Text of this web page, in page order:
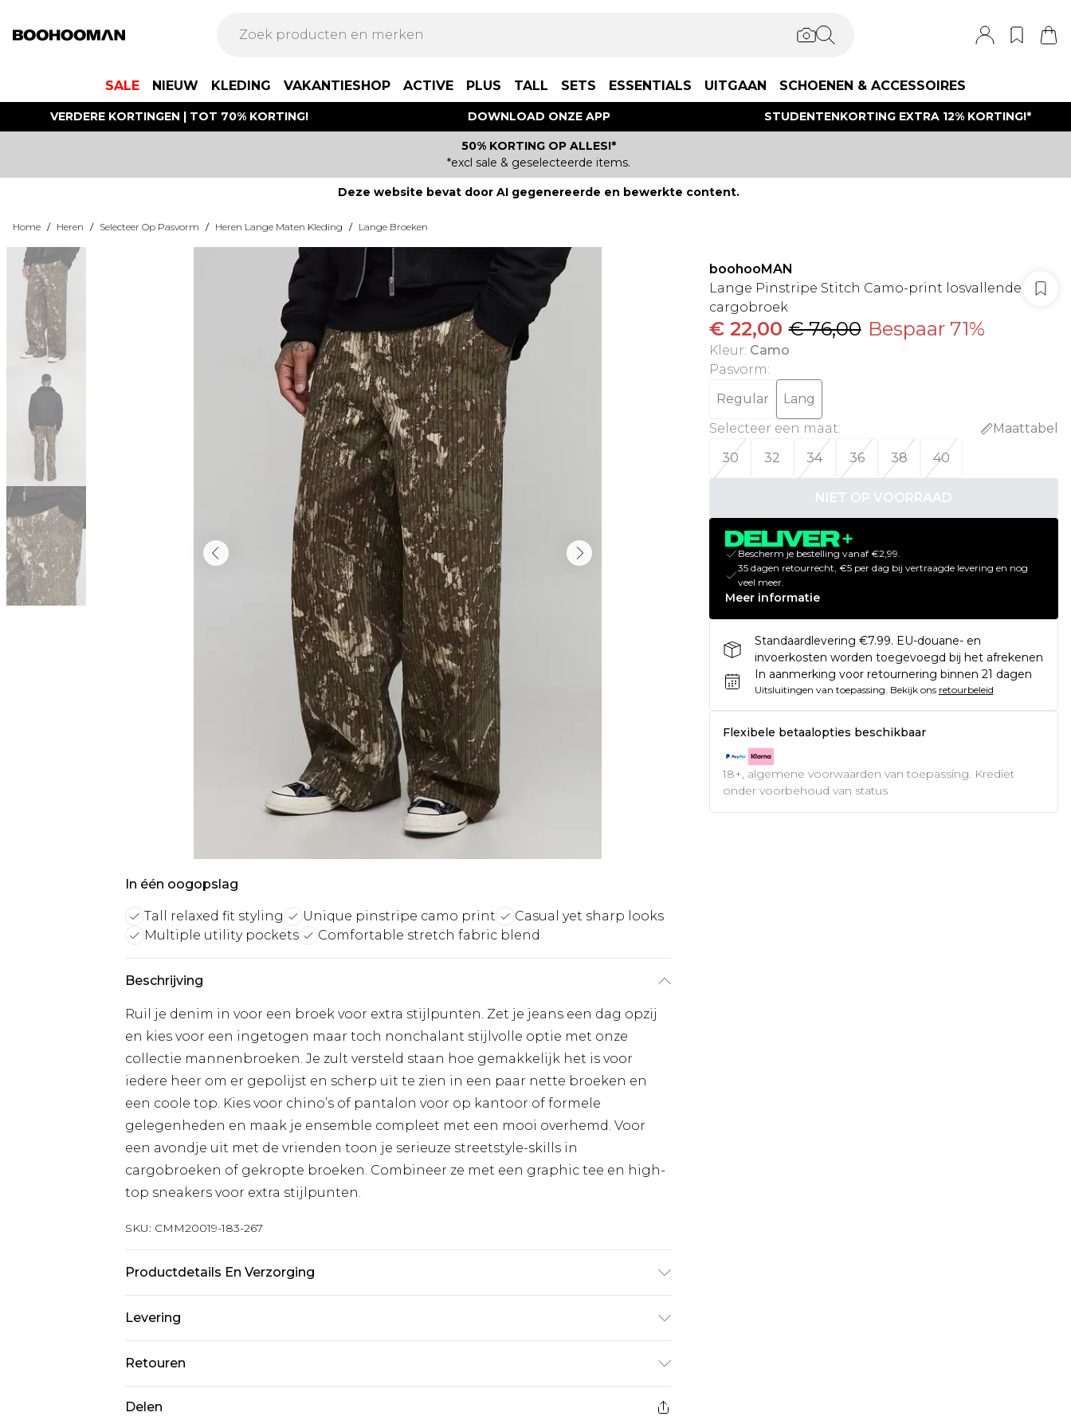
SALE NIEUW KLEDING VAKANTIESHOP ACTIVE PLUS TALL SETS ESSENTIALS UITGAAN SCHOENEN & ACCESSOIRES
VERDERE KORTINGEN | TOT 70% KORTING! DOWNLOAD ONZE APP STUDENTENKORTING EXTRA 12% KORTING!*
50% KORTING OP ALLES!*
*excl sale & geselecteerde items.
Deze website bevat door AI gegenereerde en bewerkte content.
Home / Heren / Selecteer Op Pasvorm / Heren Lange Maten Kleding / Lange Broeken
In één oogopslag
Tall relaxed fit styling Unique pinstripe camo print
Casual yet sharp looks
Multiple utility pockets
Comfortable stretch fabric blend
Beschrijving
Ruil je denim in voor een broek voor extra stijlpunten. Zet je jeans een dag opzij
en kies voor een ingetogen maar toch nonchalant stijlvolle optie met onze
collectie mannenbroeken. Je zult versteld staan hoe gemakkelijk het is voor
iedere heer om er gepolijst en scherp uit te zien in een paar nette broeken en
een coole top. Kies voor chino’s of pantalon voor op kantoor of formele
gelegenheden en maak je ensemble compleet met een mooi overhemd. Voor
een avondje uit met de vrienden toon je serieuze streetstyle-skills in
cargobroeken of gekropte broeken. Combineer ze met een graphic tee en high-
top sneakers voor extra stijlpunten.
SKU: CMM20019-183-267
Productdetails En Verzorging
Levering
Standaardlevering Nederland
€7.99
Expressdienst Nederland
€17.99
Retouren
Delen
boohooMAN
Lange Pinstripe Stitch Camo-print losvallende
cargobroek
€ 22,00 € 76,00 Bespaar 71%
Kleur: Camo
Pasvorm:
Regular
Lang
Selecteer een maat:
Maattabel
30
32 34 36 38 40
NIET OP VOORRAAD
Bescherm je bestelling vanaf €2,99.
35 dagen retourrecht, €5 per dag bij vertraagde levering en nog
veel meer.
Meer informatie
Standaardlevering €7.99. EU-douane- en
invoerkosten worden toegevoegd bij het afrekenen
In aanmerking voor retournering binnen 21 dagen
Uitsluitingen van toepassing. Bekijk ons retourbeleid
Flexibele betaalopties beschikbaar
18+, algemene voorwaarden van toepassing. Krediet
onder voorbehoud van status